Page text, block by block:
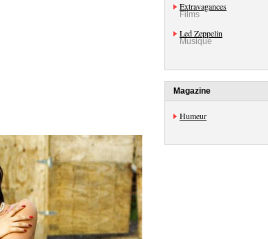
Extravagances
Films
Led Zeppelin
Musique
Magazine
Humeur